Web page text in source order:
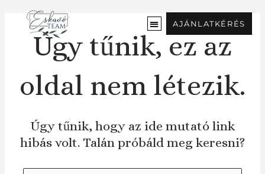
tartalomra
AJÁNLATKÉRÉS
Úgy tűnik, ez az
oldal nem létezik.
Úgy tűnik, hogy az ide mutató link
hibás volt. Talán próbáld meg keresni?